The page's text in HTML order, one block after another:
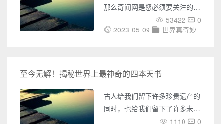
那么奇闻网是您必须要关注的网
站。奇闻网是一个专门介绍世界
各地奇闻怪事的网站，它涵盖了
奇闻、恐怖故事、考古发现、宇
宙奥秘、吉尼斯记录等多个方
面，它的内容极为丰富，涉及面
广，为您带来了无数神秘之旅。
在奇闻网上，您可以了解各种国
53422
0
2023-05-09
世界真奇妙
至今无解！揭秘世界上最神奇的四本天书
古人给我们留下许多珍贵遗产的
同时，也给我们留下了许多未解
之谜。比如说那些神秘的天书。
1110
0